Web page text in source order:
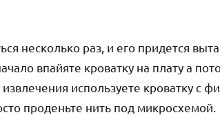
несколько раз, и его придется
впайяте кроватку на плату а
используете кроватку с
проденьте нить под микросхемой.